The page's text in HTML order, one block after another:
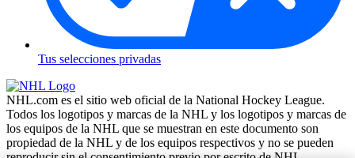
Tus selecciones privadas
NHL.com es el sitio web oficial de la National Hockey League.
Todos los logotipos y marcas de la NHL y los logotipos y marcas de
los equipos de la NHL que se muestran en este documento son
propiedad de la NHL y de los equipos respectivos y no se pueden